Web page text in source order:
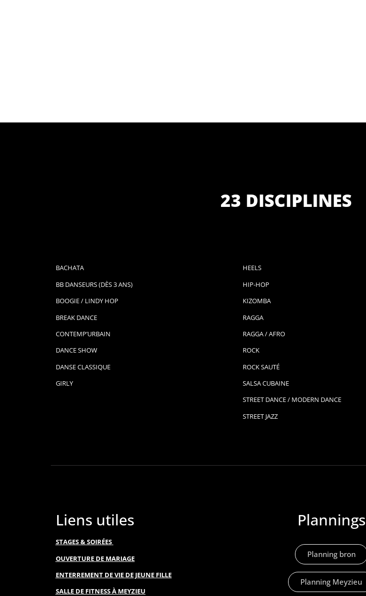
23 DISCIPLINES
BACHATA
BB DANSEURS (DÈS 3 ANS)
BOOGIE / LINDY HOP
BREAK DANCE
CONTEMP’URBAIN
DANCE SHOW
DANSE CLASSIQUE
GIRLY
HEELS
HIP-HOP
KIZOMBA
RAGGA
RAGGA / AFRO
ROCK
ROCK SAUTÉ
SALSA CUBAINE
STREET DANCE / MODERN DANCE
STREET JAZZ
Liens utiles
STAGES & SOIRÉES
OUVERTURE DE MARIAGE
ENTERREMENT DE VIE DE JEUNE FILLE
SALLE DE FITNESS À MEYZIEU
Plannings
Planning bron
Planning Meyzieu